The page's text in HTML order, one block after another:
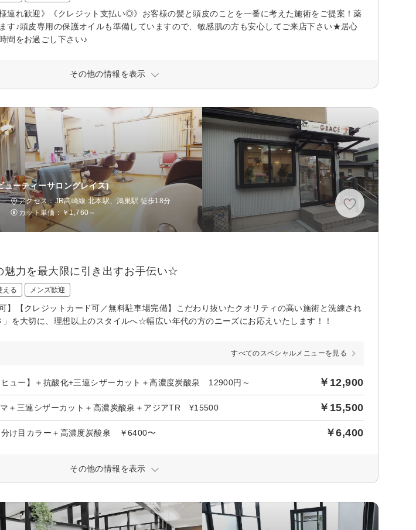
連れ歓迎》《クレジット支払い◎》お客様の髪と頭皮のことを一番に考えた施術をご提案！薬
す♪頭皮専用の保護オイルも準備していますので、敏感肌の方も安心してご来店下さい★居心
間をお過ごし下さい♪
その他の情報を表示
ューティーサロングレイス)
アクセス：JR高崎線 北本駅、鴻巣駅 徒歩18分
カット単価：￥1,760～
魅力を最大限に引き出すお手伝い☆
える メンズ歓迎
【クレジットカード可／無料駐車場完備】こだわり抜いたクオリティの高い施術と洗練され
を大切に、理想以上のスタイルへ☆幅広い年代の方のニーズにお応えいたします！！
すべてのスペシャルメニューを見る
ュー】＋抗酸化+三連シザーカット＋高濃度炭酸泉 12900円～ ￥12,900
マ＋三連シザーカット＋高濃炭酸泉＋アジアTR ¥15500 ￥15,500
分け目カラー＋高濃度炭酸泉 ￥6400〜 ￥6,400
その他の情報を表示